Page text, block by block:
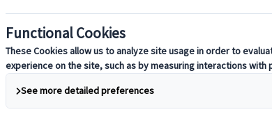
ーマから探す
夏旅応援キャンペーン
地
ア